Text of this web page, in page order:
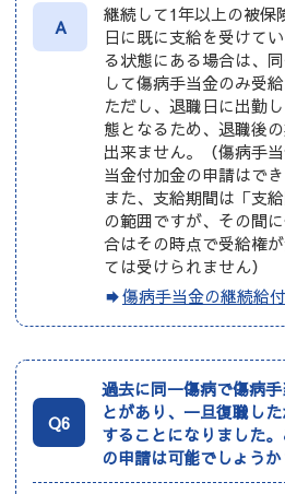
A
継続して1年以上の被保
日に既に支給を受けて
る状態にある場合は、
して傷病手当金のみ受給
ただし、退職日に出勤
態となるため、退職後
出来ません。（傷病手
当金付加金の申請はでき
また、支給期間は「支
の範囲ですが、その間
合はその時点で受給権
ては受けられません）
傷病手当金の継続給付
Q6
過去に同一傷病で傷病
とがあり、一旦復職し
することになりました
の申請は可能でしょうか